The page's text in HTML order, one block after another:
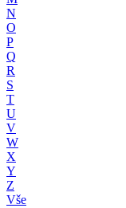
N
O
P
Q
R
S
T
U
V
W
X
Y
Z
Vše